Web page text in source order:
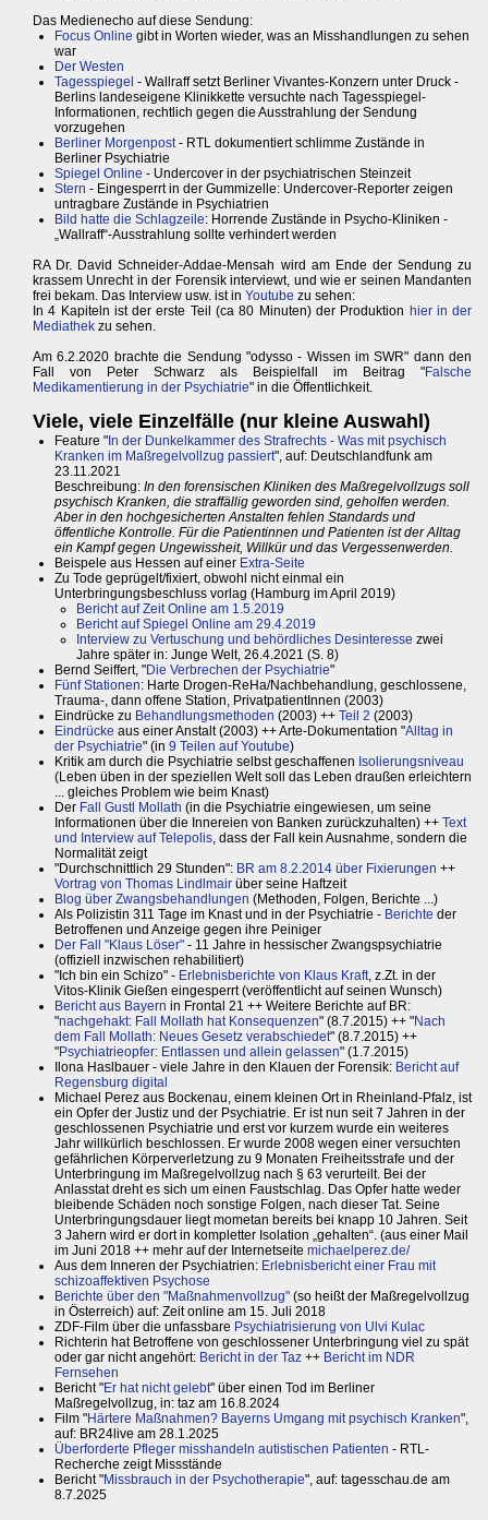
Das Medienecho auf diese Sendung:
Focus Online gibt in Worten wieder, was an Misshandlungen zu sehen
war
Der Westen
Tagesspiegel - Wallraff setzt Berliner Vivantes-Konzern unter Druck -
Berlins landeseigene Klinikkette versuchte nach Tagesspiegel-
Informationen, rechtlich gegen die Ausstrahlung der Sendung
vorzugehen
Berliner Morgenpost- RTL dokumentiert schlimme Zustände in
Berliner Psychiatrie
Spiegel Online - Undercover in der psychiatrischen Steinzeit
Stern - Eingesperrt in der Gummizelle: Undercover-Reporter zeigen
untragbare Zustände in Psychiatrien
Bild hatte die Schlagzeile: Horrende Zustände in Psycho-Kliniken -
„Wallraff“-Ausstrahlung sollte verhindert werden
RA Dr. David Schneider-Addae-Mensah wird am Ende der Sendung zu
krassem Unrecht in der Forensik interviewt, und wie er seinen Mandanten
frei bekam. Das Interview usw. ist in Youtube zu sehen:
In 4 Kapiteln ist der erste Teil (ca 80 Minuten) der Produktion hier in der
Mediathek zu sehen.
Am 6.2.2020 brachte die Sendung "odysso - Wissen im SWR" dann den
Fall von Peter Schwarz als Beispielfall im Beitrag "Falsche
Medikamentierung in der Psychiatrie" in die Öffentlichkeit.
Viele, viele Einzelfälle (nur kleine Auswahl)
Feature " In der Dunkelkammer des Strafrechts - Was mit psychisch
Kranken im Maßregelvollzug passiert", auf: Deutschlandfunk am
23.11.2021
Beschreibung: In den forensischen Kliniken des Maßregelvollzugs soll
psychisch Kranken, die straffällig geworden sind, geholfen werden.
Aber in den hochgesicherten Anstalten fehlen Standards und
öffentliche Kontrolle. Für die Patientinnen und Patienten ist der Alltag
ein Kampf gegen Ungewissheit, Willkür und das Vergessenwerden.
Beispele aus Hessen auf einer Extra-Seite
Zu Tode geprügelt/fixiert, obwohl nicht einmal ein
Unterbringungsbeschluss vorlag (Hamburg im April 2019)
Bericht auf Zeit Online am 1.5.2019
Bericht auf Spiegel Online am 29.4.2019
Interview zu Vertuschung und behördliches Desinteresse zwei
Jahre später in: Junge Welt, 26.4.2021 (S. 8)
Bernd Seiffert, "Die Verbrechen der Psychiatrie"
Fünf Stationen: Harte Drogen-ReHa/Nachbehandlung, geschlossene,
Trauma-, dann offene Station, PrivatpatientInnen (2003)
Eindrücke zu Behandlungsmethoden (2003) ++ Teil 2 (2003)
Eindrücke aus einer Anstalt (2003) ++ Arte-Dokumentation "Alltag in
der Psychiatrie" (in 9 Teilen auf Youtube)
Kritik am durch die Psychiatrie selbst geschaffenen Isolierungsniveau
(Leben üben in der speziellen Welt soll das Leben draußen erleichtern
... gleiches Problem wie beim Knast)
Der Fall Gustl Mollath (in die Psychiatrie eingewiesen, um seine
Informationen über die Innereien von Banken zurückzuhalten) ++ Text
und Interview auf Telepolis, dass der Fall kein Ausnahme, sondern die
Normalität zeigt
"Durchschnittlich 29 Stunden": BR am 8.2.2014 über Fixierungen ++
Vortrag von Thomas Lindlmair über seine Haftzeit
Blog über Zwangsbehandlungen (Methoden, Folgen, Berichte ...)
Als Polizistin 311 Tage im Knast und in der Psychiatrie - Berichte der
Betroffenen und Anzeige gegen ihre Peiniger
Der Fall "Klaus Löser" - 11 Jahre in hessischer Zwangspsychiatrie
(offiziell inzwischen rehabilitiert)
"Ich bin ein Schizo" - Erlebnisberichte von Klaus Kraft, z.Zt. in der
Vitos-Klinik Gießen eingesperrt (veröffentlicht auf seinen Wunsch)
Bericht aus Bayern in Frontal 21 ++ Weitere Berichte auf BR:
"nachgehakt: Fall Mollath hat Konsequenzen" (8.7.2015) ++ "Nach
dem Fall Mollath: Neues Gesetz verabschiedet" (8.7.2015) ++
"Psychiatrieopfer: Entlassen und allein gelassen" (1.7.2015)
Ilona Haslbauer - viele Jahre in den Klauen der Forensik: Bericht auf
Regensburg digital
Michael Perez aus Bockenau, einem kleinen Ort in Rheinland-Pfalz, ist
ein Opfer der Justiz und der Psychiatrie. Er ist nun seit 7 Jahren in der
geschlossenen Psychiatrie und erst vor kurzem wurde ein weiteres
Jahr willkürlich beschlossen. Er wurde 2008 wegen einer versuchten
gefährlichen Körperverletzung zu 9 Monaten Freiheitsstrafe und der
Unterbringung im Maßregelvollzug nach § 63 verurteilt. Bei der
Anlasstat dreht es sich um einen Faustschlag. Das Opfer hatte weder
bleibende Schäden noch sonstige Folgen, nach dieser Tat. Seine
Unterbringungsdauer liegt mometan bereits bei knapp 10 Jahren. Seit
3 Jahern wird er dort in kompletter Isolation „gehalten“. (aus einer Mail
im Juni 2018 ++ mehr auf der Internetseite michaelperez.de/
Aus dem Inneren der Psychiatrien: Erlebnisbericht einer Frau mit
schizoaffektiven Psychose
Berichte über den "Maßnahmenvollzug" (so heißt der Maßregelvollzug
in Österreich) auf: Zeit online am 15. Juli 2018
ZDF-Film über die unfassbare Psychiatrisierung von Ulvi Kulac
Richterin hat Betroffene von geschlossener Unterbringung viel zu spät
oder gar nicht angehört: Bericht in der Taz ++ Bericht im NDR
Fernsehen
Bericht "Er hat nicht gelebt" über einen Tod im Berliner
Maßregelvollzug, in: taz am 16.8.2024
Film "Härtere Maßnahmen? Bayerns Umgang mit psychisch Kranken",
auf: BR24live am 28.1.2025
Überforderte Pfleger misshandeln autistischen Patienten - RTL-
Recherche zeigt Missstände
Bericht "Missbrauch in der Psychotherapie", auf: tagesschau.de am
8.7.2025